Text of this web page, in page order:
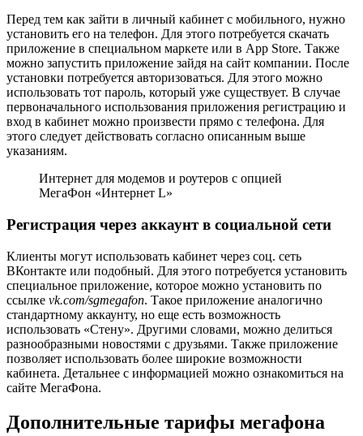
Перед тем как зайти в личный кабинет с мобильного, нужно
установить его на телефон. Для этого потребуется скачать
приложение в специальном маркете или в App Store. Также
можно запустить приложение зайдя на сайт компании. После
установки потребуется авторизоваться. Для этого можно
использовать тот пароль, который уже существует. В случае
первоначального использования приложения регистрацию и
вход в кабинет можно произвести прямо с телефона. Для
этого следует действовать согласно описанным выше
указаниям.
Интернет для модемов и роутеров с опцией
МегаФон «Интернет L»
Регистрация через аккаунт в социальной сети
Клиенты могут использовать кабинет через соц. сеть
ВКонтакте или подобный. Для этого потребуется установить
специальное приложение, которое можно установить по
ссылке vk.com/sgmegafon. Такое приложение аналогично
стандартному аккаунту, но еще есть возможность
использовать «Стену». Другими словами, можно делиться
разнообразными новостями с друзьями. Также приложение
позволяет использовать более широкие возможности
кабинета. Детальнее с информацией можно ознакомиться на
сайте МегаФона.
Дополнительные тарифы мегафона